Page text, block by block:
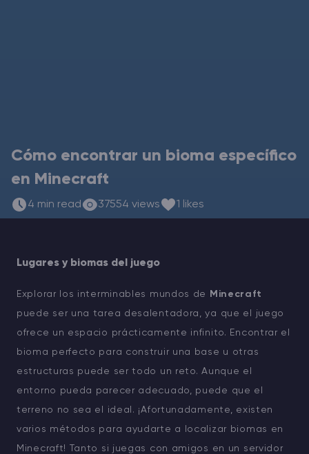
Cómo encontrar un bioma específico
en Minecraft
4 min read 37554 views 1 likes
Lugares y biomas del juego
Explorar los interminables mundos de
Minecraft
puede ser una tarea desalentadora, ya que el juego
ofrece un espacio prácticamente infinito. Encontrar el
bioma perfecto para construir una base u otras
estructuras puede ser todo un reto. Aunque el
entorno pueda parecer adecuado, puede que el
terreno no sea el ideal. ¡Afortunadamente, existen
varios métodos para ayudarte a localizar biomas en
Minecraft! Tanto si juegas con amigos en un servidor